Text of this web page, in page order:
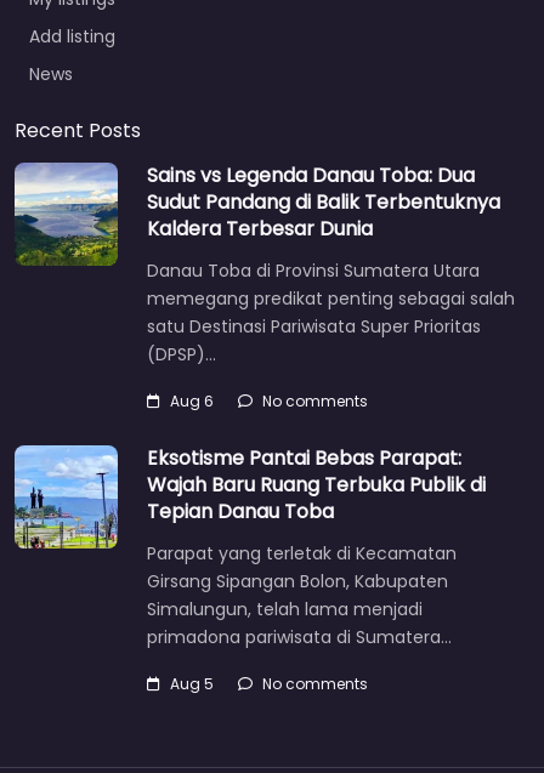
Add listing
News
Recent Posts
Sains vs Legenda Danau Toba: Dua
Sudut Pandang di Balik Terbentuknya
Kaldera Terbesar Dunia
Danau Toba di Provinsi Sumatera Utara
memegang predikat penting sebagai salah
satu Destinasi Pariwisata Super Prioritas
(DPSP)…
Aug 6 No comments
Eksotisme Pantai Bebas Parapat:
Wajah Baru Ruang Terbuka Publik di
Tepian Danau Toba
Parapat yang terletak di Kecamatan
Girsang Sipangan Bolon, Kabupaten
Simalungun, telah lama menjadi
primadona pariwisata di Sumatera…
Aug 5 No comments